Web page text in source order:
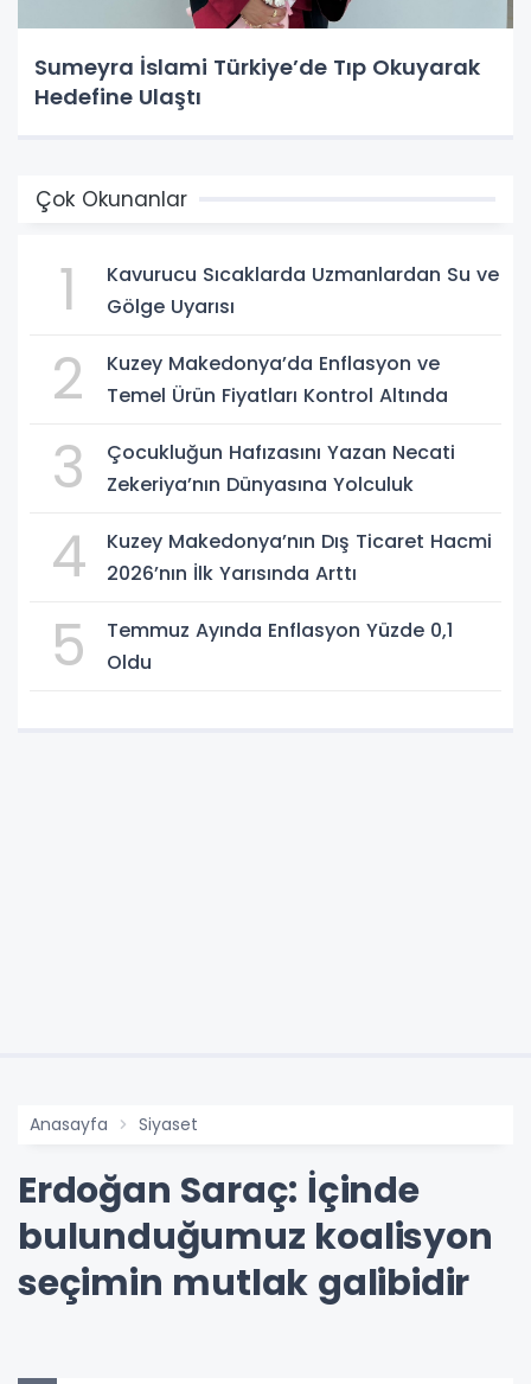
Sumeyra İslami Türkiye’de Tıp Okuyarak
Hedefine Ulaştı
Çok Okunanlar
1
Kavurucu Sıcaklarda Uzmanlardan Su ve
Gölge Uyarısı
2
Kuzey Makedonya’da Enflasyon ve
Temel Ürün Fiyatları Kontrol Altında
3
Çocukluğun Hafızasını Yazan Necati
Zekeriya’nın Dünyasına Yolculuk
4
Kuzey Makedonya’nın Dış Ticaret Hacmi
2026’nın İlk Yarısında Arttı
5
Temmuz Ayında Enflasyon Yüzde 0,1
Oldu
Anasayfa Siyaset
Erdoğan Saraç: İçinde
bulunduğumuz koalisyon
seçimin mutlak galibidir